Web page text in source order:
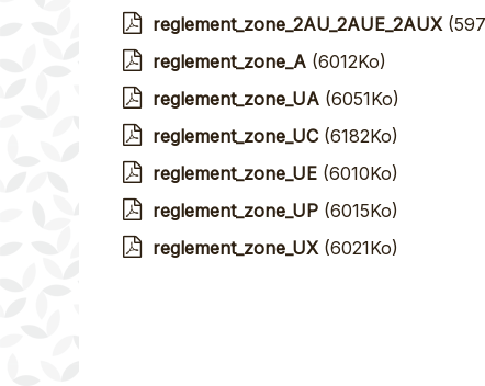
reglement_zone_2AU_2AUE_2AUX
reglement_zone_A (6012Ko)
reglement_zone_UA (6051Ko)
reglement_zone_UC(6182Ko)
reglement_zone_UE (6010Ko)
reglement_zone_UP (6015Ko)
reglement_zone_UX(6021Ko)